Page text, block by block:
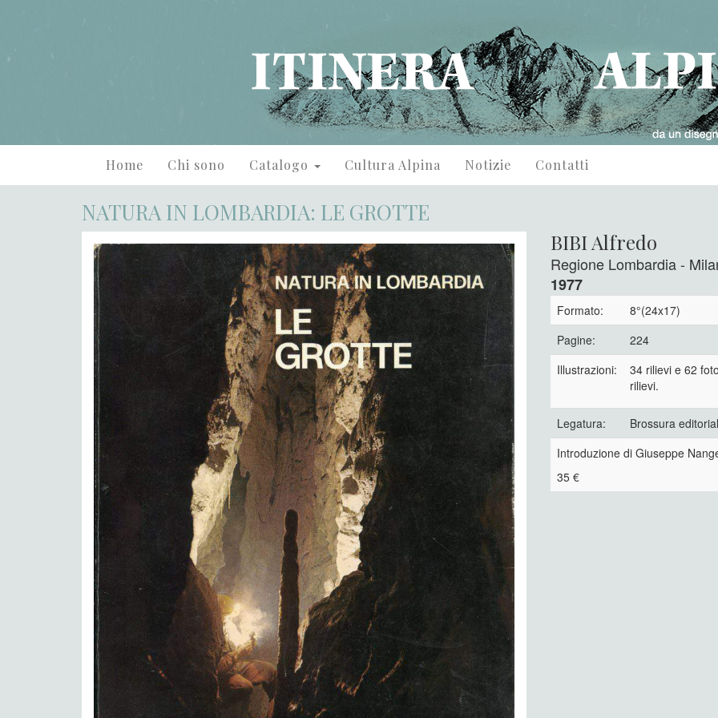
Home Chi sono Catalogo Cultura Alpina Notizie Contatti
NATURA IN LOMBARDIA: LE GROTTE
BIBI Alfredo
Regione Lombardia -
1977
Formato:
8°(24x17)
Pagine:
224
Illustrazioni:
34 rilievi e 62
rilievi.
Legatura:
Brossura
Introduzione di Giuseppe
35 €